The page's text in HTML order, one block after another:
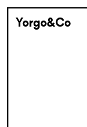
Yorgo&Co